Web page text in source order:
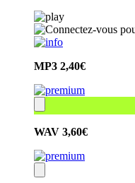
MP3 2,40€
WAV 3,60€